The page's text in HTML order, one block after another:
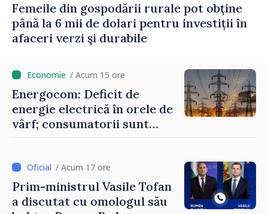
Femeile din gospodării rurale pot obține
până la 6 mii de dolari pentru investiții în
afaceri verzi şi durabile
/ Acum 15 ore
Energocom: Deficit de
energie electrică în orele de
vârf; consumatorii sunt
/ Acum 17 ore
Prim-ministrul Vasile Tofan
a discutat cu omologul său